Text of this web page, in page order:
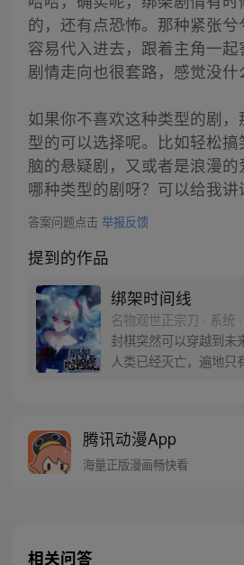
的，还有点恐怖。那种紧张
容易代入进去，跟着主角一
剧情走向也很套路，感觉没什
如果你不喜欢这种类型的剧
型的可以选择呢。比如轻松
脑的悬疑剧，又或者是浪漫
哪种类型的剧呀？可以给我讲
答案问题点击 举报反馈
提到的作品
绑架时间线
名物观世正宗刀 · 系统
封棋突然可以穿越到未
人类已经灭亡，遍地只
怎么回事？
腾讯动漫App
海量正版漫画畅快看
相关问答